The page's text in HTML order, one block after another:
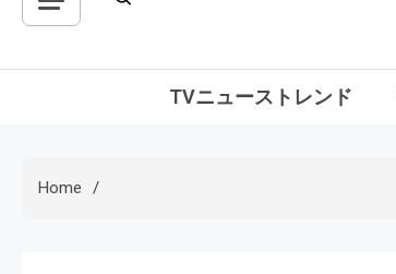
TVニューストレンド
Home